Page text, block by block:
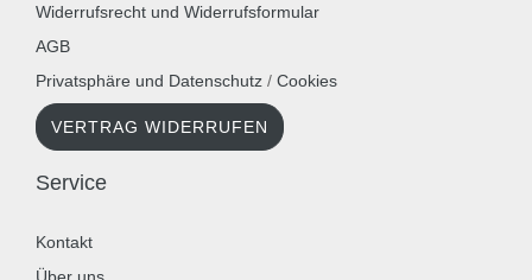
Widerrufsrecht und Widerrufsformular
AGB
Privatsphäre und Datenschutz / Cookies
VERTRAG WIDERRUFEN
Service
Kontakt
Über uns